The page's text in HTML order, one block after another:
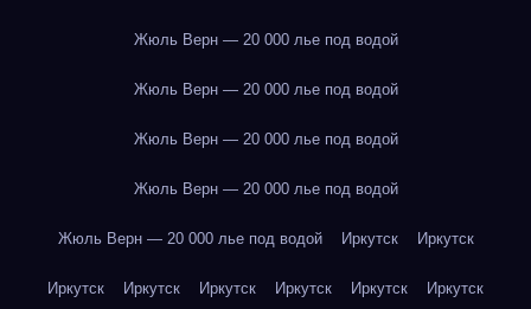
Жюль Верн — 20 000 лье под водой
Жюль Верн — 20 000 лье под водой
Жюль Верн — 20 000 лье под водой
Жюль Верн — 20 000 лье под водой
Жюль Верн — 20 000 лье под водой Иркутск Иркутск
Иркутск Иркутск Иркутск Иркутск Иркутск Иркутск